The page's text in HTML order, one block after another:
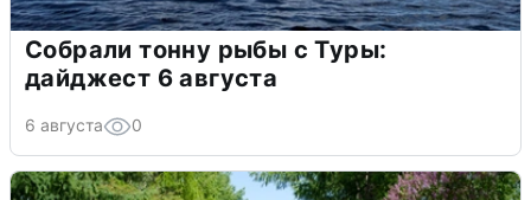
Собрали тонну рыбы с Туры:
дайджест 6 августа
6 августа 0